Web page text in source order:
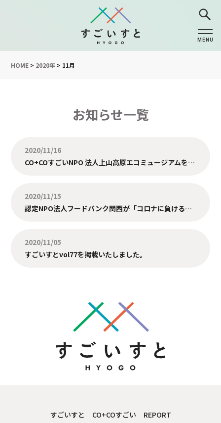
HOME > 2020年 > 11月
お知らせ一覧
2020/11/16
CO+COすごいNPO 法人上山高原エコミュージアムを掲載しました。
2020/11/15
認定NPO法人フードバンク関西が「コロナに負けるな！BE KOBEミライセッション2020」で非営利部門の特別感謝賞を受賞されました
2020/11/05
すごいすとvol77を掲載いたしました。
すごいすと CO+COすごい
REPORT
MENU